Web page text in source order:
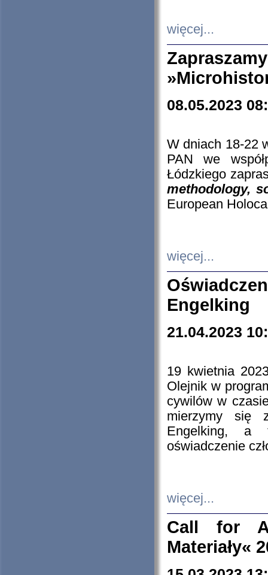
więcej...
08.05.2023
W dniach 18-22
PAN we
Łódzkiego
methodology,
European
więcej...
Engelking
21.04.2023
19 kwietnia
Olejnik w
cywilów w
mierzymy się
Engelking, a
oświadczenie
więcej...
Call for
Materiały«